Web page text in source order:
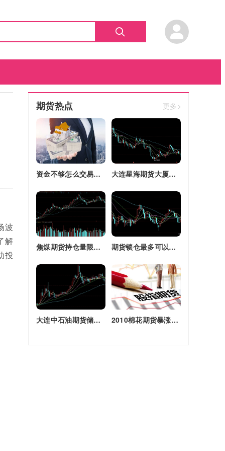
波
解
投
期货热点 更多>
资金不够怎么交易股指期货(资金不够怎么交易股指期货呢) 大连星海期货大厦四区改建(大连星海广场期货大厦)
焦煤期货持仓量限额(焦煤期货持仓量限额是多少) 期货锁仓最多可以多长时间(期货锁仓最多可以多长时间卖出)
大连中石油期货储备库(大连原油期货) 2010棉花期货暴涨原因(2010棉花期货暴涨原因是什么)